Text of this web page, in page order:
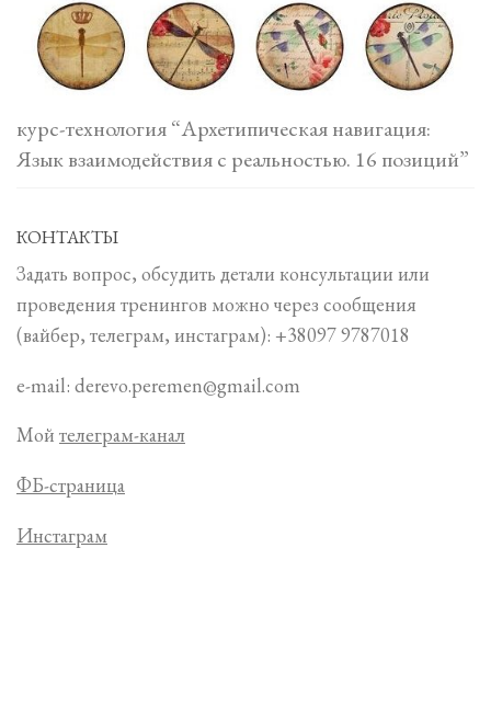
курс-технология “Архетипическая навигация:
Язык взаимодействия с реальностью. 16 позиций”
КОНТАКТЫ
Задать вопрос, обсудить детали консультации или
проведения тренингов можно через сообщения
(вайбер, телеграм, инстаграм): +38097 9787018
e-mail: derevo.peremen@gmail.com
Мой телеграм-канал
ФБ-страница
Инстаграм